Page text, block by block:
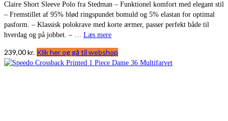
Claire Short Sleeve Polo fra Stedman – Funktionel komfort med elegant stil
– Fremstillet af 95% blød ringspundet bomuld og 5% elastan for optimal
pasform. – Klassisk polokrave med korte ærmer, passer perfekt både til
hverdag og på jobbet. – … Læs mere
239,00kr. Klik her og gå til webshop